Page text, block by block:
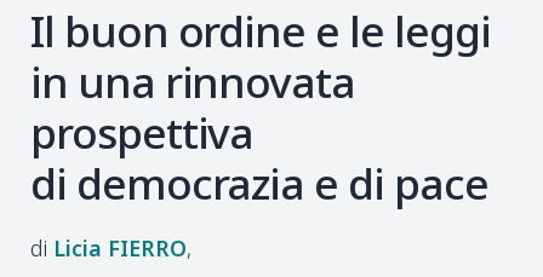
Il buon ordine e le leggi
in una rinnovata
prospettiva
di democrazia e di pace
Licia FIERRO